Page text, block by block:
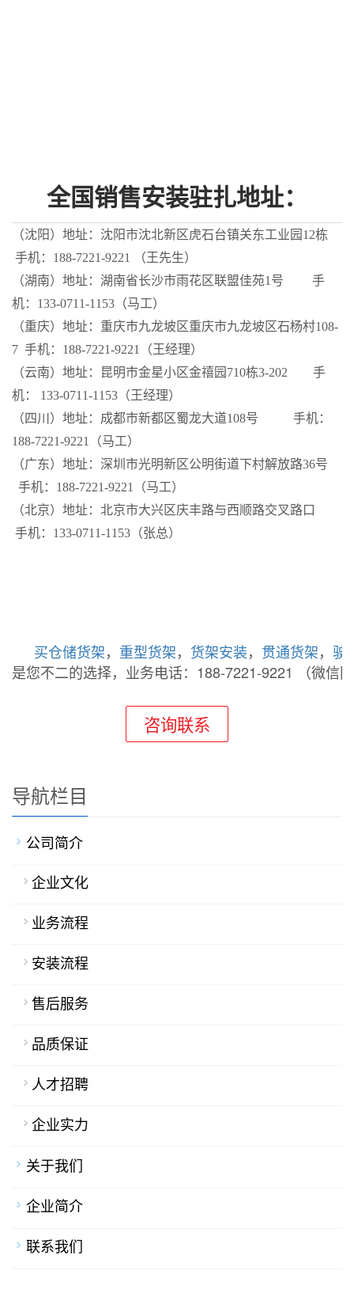
全国销售安装驻扎地址：
（沈阳）地址：沈阳市沈北新区虎石台镇关东工业园12栋
手机：188-7221-9221 （王先生）
（湖南）地址：湖南省长沙市雨花区联盟佳苑1号 手
机： 133-0711-1153 （马工）
（重庆）地址：重庆市九龙坡区重庆市九龙坡区石杨村108-
7 手机：188-7221-9221（王经理）
（云南）地址：昆明市金星小区金禧园710栋3-202 手
机： 133-0711-1153 （王经理）
（四川）地址：成都市新都区蜀龙大道108号 手机：
188-7221-9221（马工）
（广东）地址：深圳市光明新区公明街道下村解放路36号
手机：188-7221-9221（马工）
（北京）地址：北京市大兴区庆丰路与西顺路交叉路口
手机：133-0711-1153（张总）
买仓储货架， 重型货架， 货架安装， 贯通货架， 驶
是您不二的选择，业务电话：188-7221-9221 （微信
咨询联系
导航栏目
公司简介
企业文化
业务流程
安装流程
售后服务
品质保证
人才招聘
企业实力
关于我们
企业简介
联系我们